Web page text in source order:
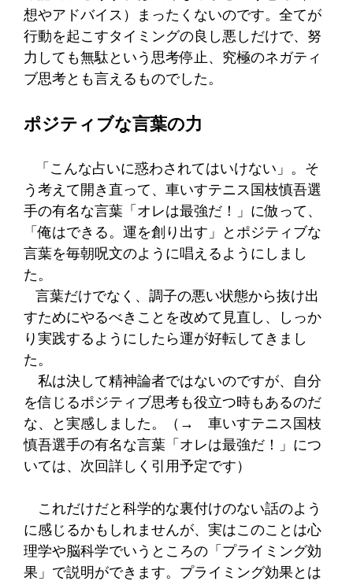
想やアドバイス）まったくないのです。全てが
行動を起こすタイミングの良し悪しだけで、努
力しても無駄という思考停止、究極のネガティ
ブ思考とも言えるものでした。
ポジティブな言葉の力
「こんな占いに惑わされてはいけない」。そ
う考えて開き直って、車いすテニス国枝慎吾選
手の有名な言葉「オレは最強だ！」に倣って、
「俺はできる。運を創り出す」とポジティブな
言葉を毎朝呪文のように唱えるようにしまし
た。
言葉だけでなく、調子の悪い状態から抜け出
すためにやるべきことを改めて見直し、しっか
り実践するようにしたら運が好転してきまし
た。
私は決して精神論者ではないのですが、自分
を信じるポジティブ思考も役立つ時もあるのだ
な、と実感しました。（→ 車いすテニス国枝
慎吾選手の有名な言葉「オレは最強だ！」につ
いては、次回詳しく引用予定です）
これだけだと科学的な裏付けのない話のよう
に感じるかもしれませんが、実はこのことは心
理学や脳科学でいうところの「プライミング効
果」で説明ができます。 プライミング効果とは